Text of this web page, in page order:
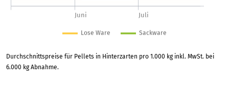
Durchschnittspreise für Pellets in Hinterzarten pro 1.000 kg inkl. MwSt. bei
6.000 kg Abnahme.